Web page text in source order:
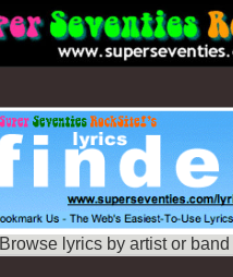
Browse lyrics by artist or